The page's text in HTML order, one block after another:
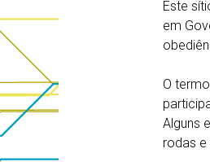
Este
em
O
Alguns
rodas